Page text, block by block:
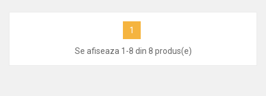
1
Se afiseaza 1-8 din 8 produs(e)